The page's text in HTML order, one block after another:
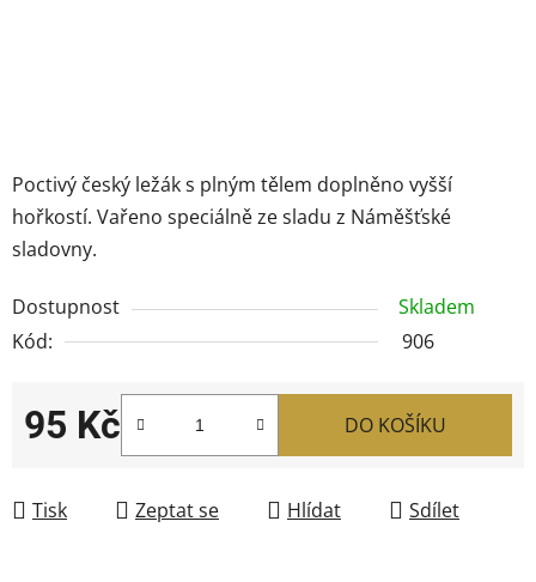
Poctivý český ležák s plným tělem doplněno vyšší
hořkostí. Vařeno speciálně ze sladu z Náměšťské
sladovny.
Dostupnost
Skladem
Kód:
906
95 Kč
Měrná cena:
DO KOŠÍKU
Tisk Zeptat se Hlídat Sdílet